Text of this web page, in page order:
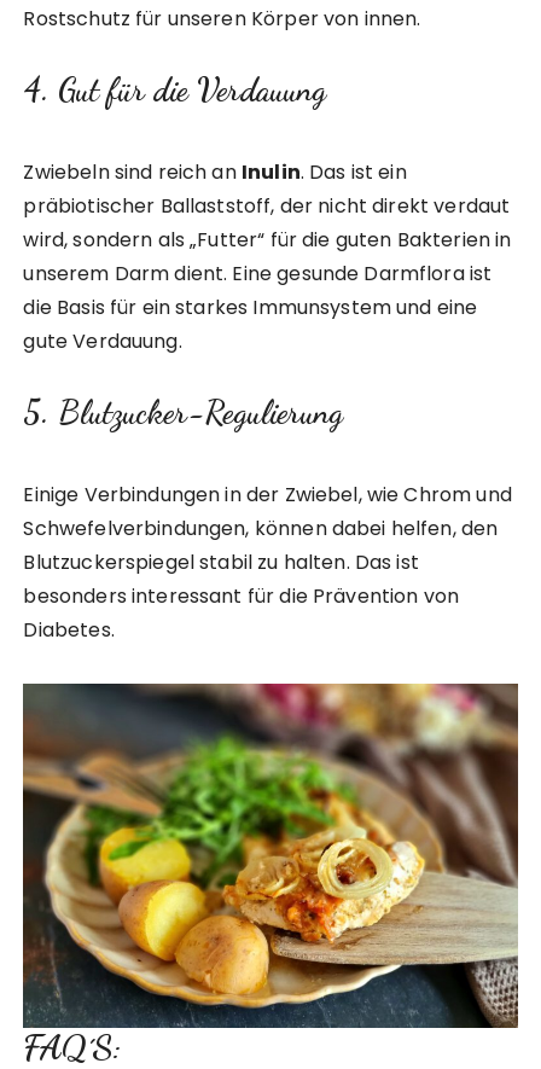
Rostschutz für unseren Körper von innen.
4. Gut für die Verdauung
Zwiebeln sind reich an Inulin. Das ist ein
präbiotischer Ballaststoff, der nicht direkt verdaut
wird, sondern als „Futter“ für die guten Bakterien in
unserem Darm dient. Eine gesunde Darmflora ist
die Basis für ein starkes Immunsystem und eine
gute Verdauung.
5. Blutzucker-Regulierung
Einige Verbindungen in der Zwiebel, wie Chrom und
Schwefelverbindungen, können dabei helfen, den
Blutzuckerspiegel stabil zu halten. Das ist
besonders interessant für die Prävention von
Diabetes.
FAQ´S: